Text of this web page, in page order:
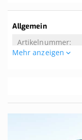
Dach wird ohne
empfohlene
der mitgelieferten
Ist das genau das,
Komplettdach nach
Sie suchen nach
Weitere
Informationen
Allgemein
Mehr anzeigen